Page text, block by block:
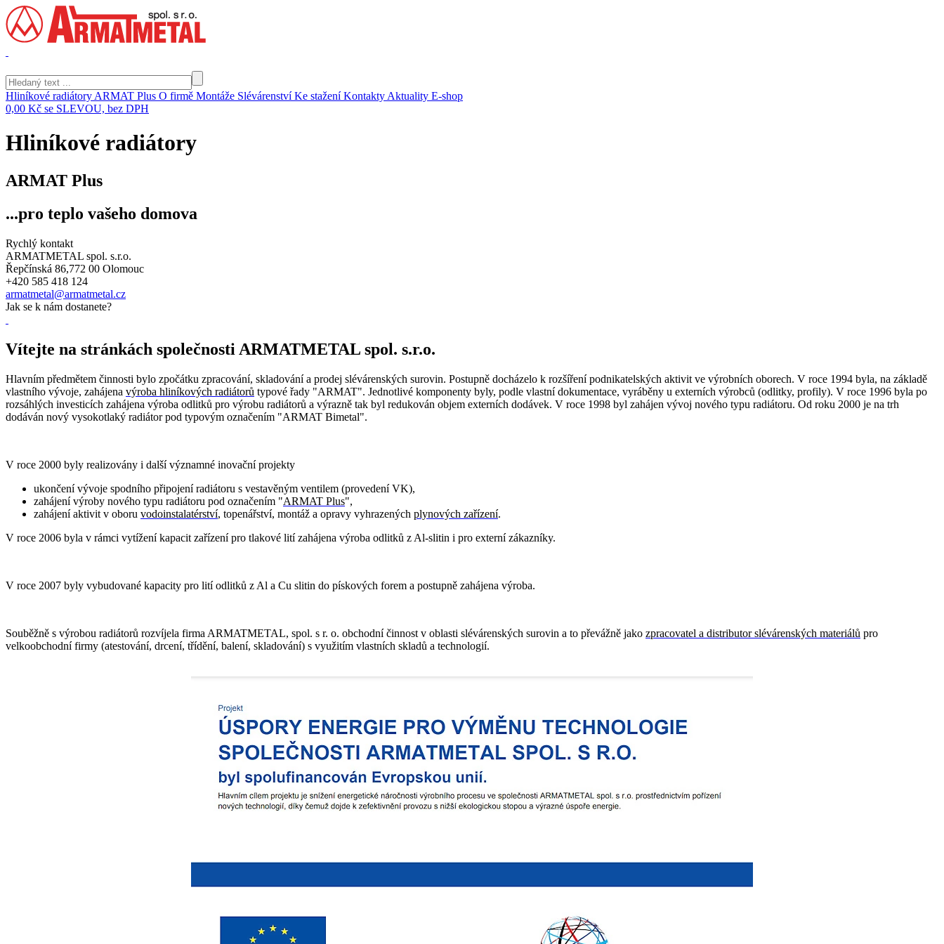
Hliníkové radiátory ARMAT Plus O firmě Montáže SlévárenstvíKe staženíKontakty Aktuality E-shop
0,00 Kč se SLEVOU, bez DPH
Hliníkové radiátory
ARMAT Plus
...pro teplo vašeho domova
Rychlý kontakt
ARMATMETAL spol. s.r.o.
Řepčínská 86,772 00 Olomouc
+420 585 418 124
armatmetal@armatmetal.cz
Jak se k nám dostanete?
Vítejte na stránkách společnosti ARMATMETAL spol. s.r.o.
Hlavním předmětem činnosti bylo zpočátku zpracování, skladování a prodej slévárenských surovin. Postupně docházelo k rozšíření podnikatelských aktivit ve výrobních oborech. V roce 1994 byla, na základě
vlastního vývoje, zahájena výroba hliníkových radiátorů typové řady "ARMAT". Jednotlivé komponenty byly, podle vlastní dokumentace, vyráběny u externích výrobců (odlitky, profily). V roce 1996 byla po
rozsáhlých investicích zahájena výroba odlitků pro výrobu radiátorů a výrazně tak byl redukován objem externích dodávek. V roce 1998 byl zahájen vývoj nového typu radiátoru. Od roku 2000 je na trh
dodáván nový vysokotlaký radiátor pod typovým označením "ARMAT Bimetal".
V roce 2000 byly realizovány i další významné inovační projekty
ukončení vývoje spodního připojení radiátoru s vestavěným ventilem (provedení VK),
zahájení výroby nového typu radiátoru pod označením "ARMAT Plus",
zahájení aktivit v oboru vodoinstalatérství, topenářství, montáž a opravy vyhrazených plynových zařízení.
V roce 2006 byla v rámci vytížení kapacit zařízení pro tlakové lití zahájena výroba odlitků z Al-slitin i pro externí zákazníky.
V roce 2007 byly vybudované kapacity pro lití odlitků z Al a Cu slitin do pískových forem a postupně zahájena výroba.
Souběžně s výrobou radiátorů rozvíjela firma ARMATMETAL, spol. s r. o. obchodní činnost v oblasti slévárenských surovin a to převážně jako zpracovatel a distributor slévárenských materiálů pro
velkoobchodní firmy (atestování, drcení, třídění, balení, skladování) s využitím vlastních skladů a technologií.